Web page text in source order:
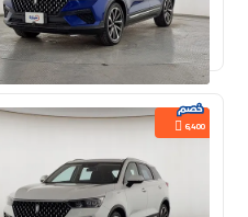
مستعملة 50,727 كم
6,400